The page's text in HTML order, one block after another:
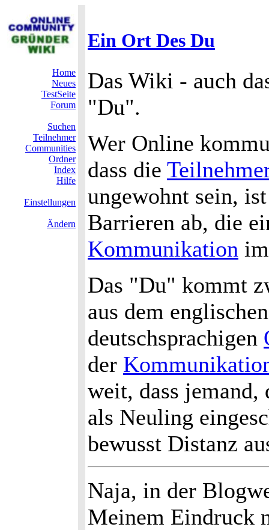
Ein Ort Des Du
Home
Neues
TestSeite
Forum
Suchen
Teilnehmer
Communities
Ordner
Index
Hilfe
Einstellungen
Ändern
Das Wiki - auch
"Du".
Wer Online
dass die
ungewohnt sein,
Barrieren ab, die
Kommunikation
Das "Du" kommt
aus dem
deutschsprachigen
der
weit, dass jemand,
als Neuling
bewusst Distanz
Naja, in der
Meinem Eindruck